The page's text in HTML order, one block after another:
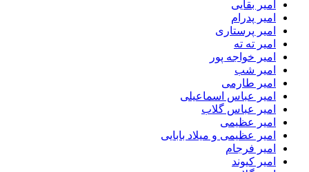
امیر بقایی
امیر پدرام
امیر پرستاری
امیر ته ته
امیر خواجه پور
امیر شب
امیر طارمی
امیر عباس اسماعیلی
امیر عباس گلاب
امیر عظیمی
امیر عظیمی و میلاد بابایی
امیر فرجام
امیر کیوند